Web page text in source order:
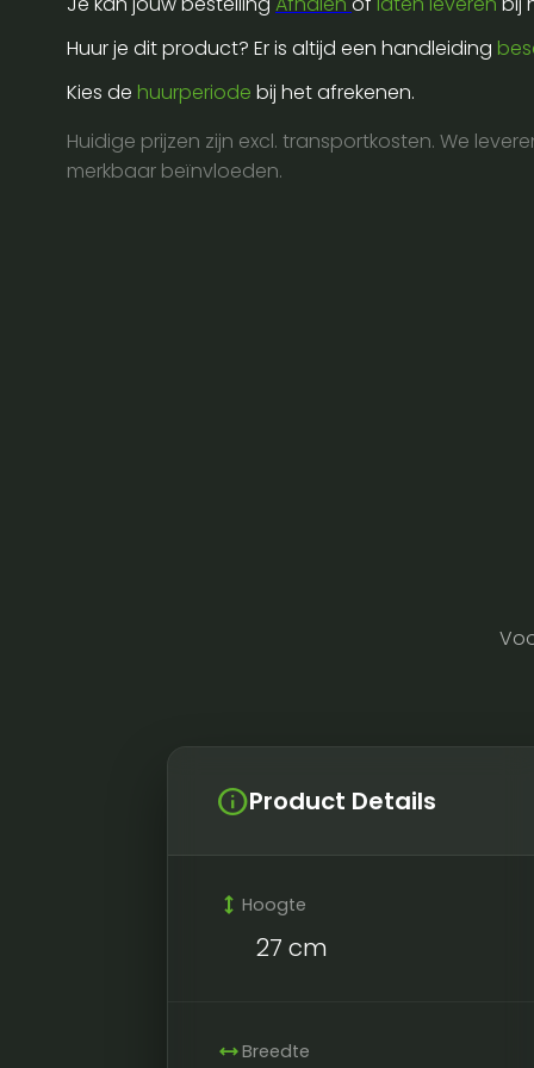
power
r6
4
-
dmx
Huur je dit product? Er is altijd een handleiding
Kies de huurperiode bij het afrekenen.
Huidige prijzen zijn excl. transportkosten. We
merkbaar beïnvloeden.
infoProduct Details
height Hoogte
27 cm
widthBreedte